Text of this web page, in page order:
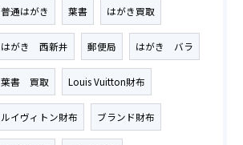
普通はがき 葉書 はがき買取
はがき 西新井 郵便局 はがき バラ
葉書 買取 Louis Vuitton財布
ルイヴィトン財布 ブランド財布